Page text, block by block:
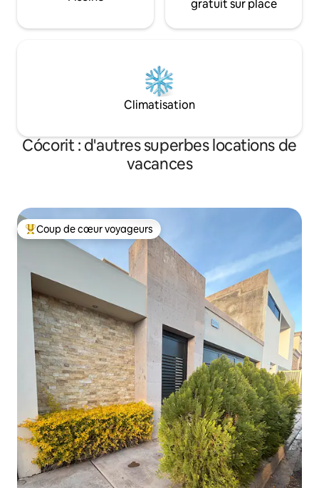
gratuit sur place
Climatisation
Cócorit : d'autres superbes locations de
vacances
Coups de cœur voyageurs les plus appréciés
Coup de cœur voyageurs